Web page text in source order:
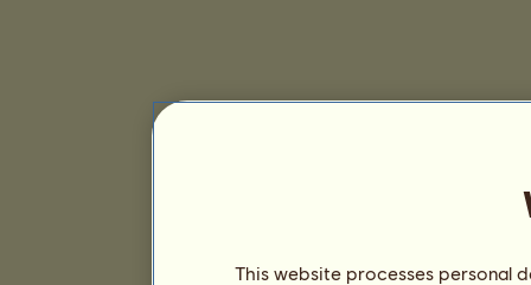
This website processes personal